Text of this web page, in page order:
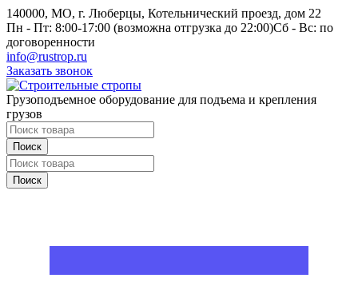
140000, МО, г. Люберцы, Котельнический проезд, дом 22
Пн - Пт: 8:00-17:00 (возможна отгрузка до 22:00)Сб - Вс: по
договоренности
info@rustrop.ru
Заказать звонок
Грузоподъемное оборудование для подъема и крепления
грузов
Поиск
Поиск